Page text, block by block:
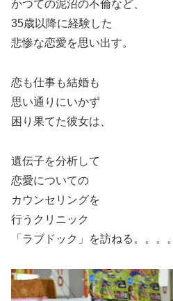
かつての泥沼の不倫など、
35歳以降に経験した
悲惨な恋愛を思い出す。
恋も仕事も結婚も
思い通りにいかず
困り果てた彼女は、
遺伝子を分析して
恋愛についての
カウンセリングを
行うクリニック
「ラブドック」を訪ねる。。。。